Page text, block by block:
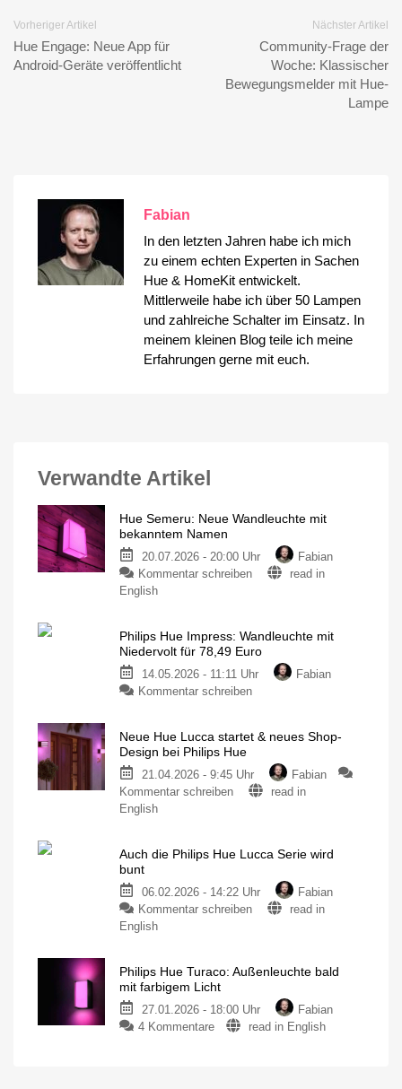
Vorheriger Artikel
Hue Engage: Neue App für
Android-Geräte veröffentlicht
Nächster Artikel
Community-Frage der
Woche: Klassischer
Bewegungsmelder mit Hue-
Lampe
Fabian
In den letzten Jahren habe ich mich
zu einem echten Experten in Sachen
Hue & HomeKit entwickelt.
Mittlerweile habe ich über 50 Lampen
und zahlreiche Schalter im Einsatz. In
meinem kleinen Blog teile ich meine
Erfahrungen gerne mit euch.
Verwandte Artikel
Hue Semeru: Neue Wandleuchte mit
bekanntem Namen
20.07.2026 - 20:00 Uhr
Fabian
Kommentar schreiben
zu
Wandleuchte
mit
bekanntem
Produkte
aufgetaucht
read in
English
Philips Hue Impress: Wandleuchte mit
Niedervolt für 78,49 Euro
14.05.2026 - 11:11 Uhr
Fabian
Kommentar schreibenzu
Impress:
mit
Niedervolt
Perfekt
Stromanschluss
Neue Hue Lucca startet & neues Shop-
Design bei Philips Hue
21.04.2026 - 9:45 Uhr
Fabian
Kommentar schreiben
startet
neues
Shop-
Hue
die
read in
English
Auch die Philips Hue Lucca Serie wird
bunt
06.02.2026 - 14:22 Uhr
Fabian
Kommentar schreiben
zu
Hue
Serie
wird
read in
English
Philips Hue Turaco: Außenleuchte bald
mit farbigem Licht
27.01.2026 - 18:00 Uhr
Fabian
4 Kommentarezu
read in English